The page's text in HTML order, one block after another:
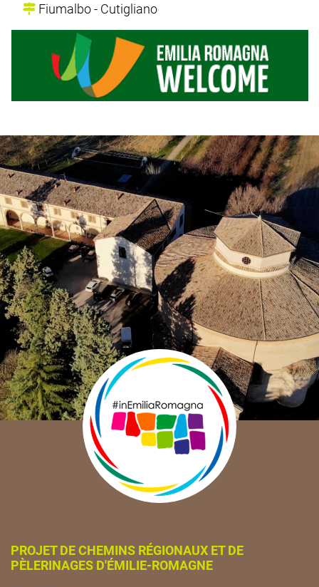
Fiumalbo - Cutigliano
PROJET DE CHEMINS RÉGIONAUX ET DE
PÈLERINAGES D'ÉMILIE-ROMAGNE